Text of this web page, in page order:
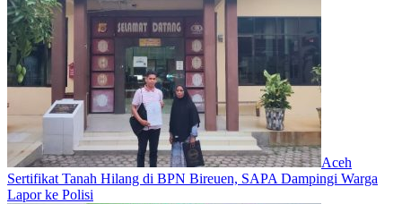
Aceh
Sertifikat Tanah Hilang di BPN Bireuen, SAPA Dampingi Warga
Lapor ke Polisi